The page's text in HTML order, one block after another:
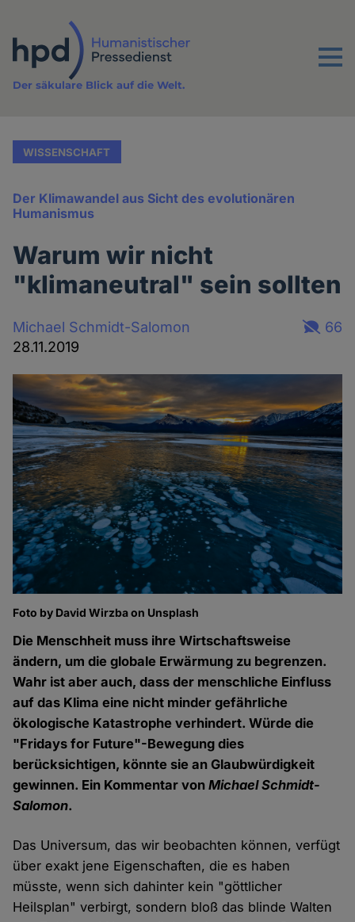
Inhalt
Menu
Der säkulare Blick auf die Welt.
WISSENSCHAFT
Der Klimawandel aus Sicht des evolutionären
Humanismus
Warum wir nicht
"klimaneutral" sein sollten
Michael Schmidt-Salomon
28.11.2019
66
Foto by David Wirzba on Unsplash
Die Menschheit muss ihre Wirtschaftsweise
ändern, um die globale Erwärmung zu begrenzen.
Wahr ist aber auch, dass der menschliche Einfluss
auf das Klima eine nicht minder gefährliche
ökologische Katastrophe verhindert. Würde die
"Fridays for Future"-Bewegung dies
berücksichtigen, könnte sie an Glaubwürdigkeit
gewinnen. Ein Kommentar vonMichael Schmidt-
Salomon.
Das Universum, das wir beobachten können, verfügt
über exakt jene Eigenschaften, die es haben
müsste, wenn sich dahinter kein "göttlicher
Heilsplan" verbirgt, sondern bloß das blinde Walten